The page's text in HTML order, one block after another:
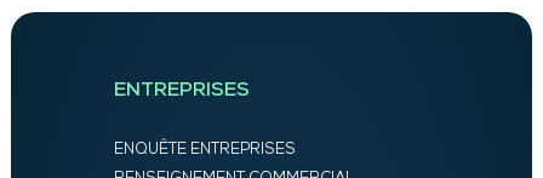
ENTREPRISES
ENQUÊTE ENTREPRISES